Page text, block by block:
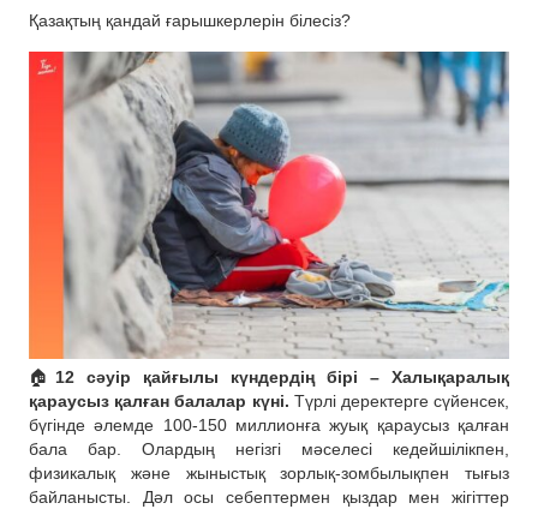
Қазақтың қандай ғарышкерлерін білесіз?
🏠 12 сәуір қайғылы күндердің бірі – Халықаралық
қараусыз қалған балалар күні. Түрлі деректерге сүйенсек,
бүгінде әлемде 100-150 миллионға жуық қараусыз қалған
бала бар. Олардың негізгі мәселесі кедейшілікпен,
физикалық және жыныстық зорлық-зомбылықпен тығыз
байланысты. Дәл осы себептермен қыздар мен жігіттер